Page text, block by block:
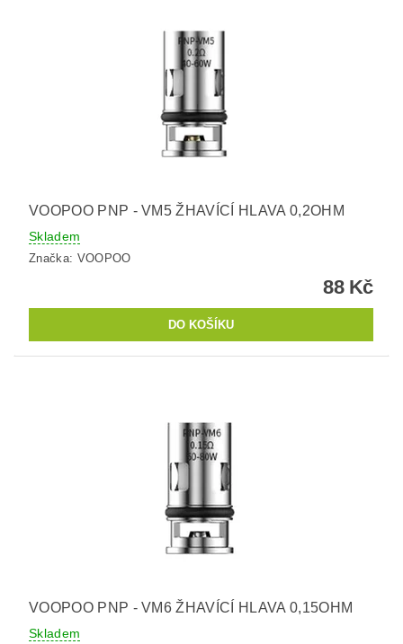
VOOPOO PNP - VM5 ŽHAVÍCÍ HLAVA 0,2OHM
Skladem
Značka: VOOPOO
88 Kč
VOOPOO PNP - VM6 ŽHAVÍCÍ HLAVA 0,15OHM
Skladem